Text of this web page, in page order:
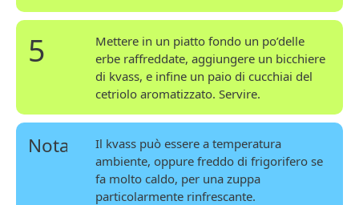
5
Mettere in un piatto fondo un po’delle
erbe raffreddate, aggiungere un bicchiere
di kvass, e infine un paio di cucchiai del
cetriolo aromatizzato. Servire.
Nota
Il kvass può essere a temperatura
ambiente, oppure freddo di frigorifero se
fa molto caldo, per una zuppa
particolarmente rinfrescante.